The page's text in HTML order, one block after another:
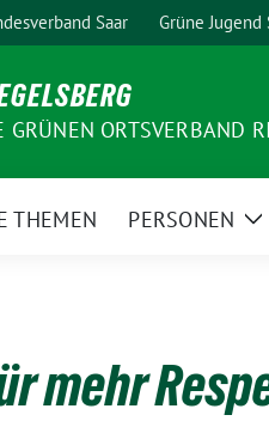
Saar Grüne Jugend
ORTSVERBAND
THEMEN PERSONEN
mehr